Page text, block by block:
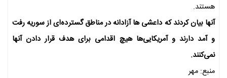
هستند.
آنها بیان کردند که داعشی ها آزادانه در مناطق گسترده‌ای از سوریه رفت
و آمد دارند و آمریکایی‌ها هیچ اقدامی برای هدف قرار دادن آنها
نمی‌کنند.
منبع: مهر